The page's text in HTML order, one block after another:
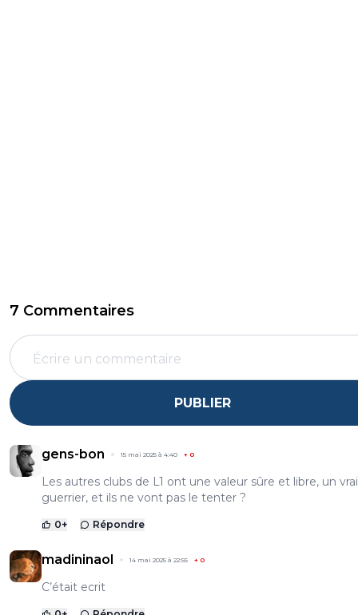
7 Commentaires
PUBLIER
gens-bon 15 mai 2025 à 4:40 + 0
Les autres clubs de L1 ont une valeur sûre et libre, un vrai
guerrier, et ils ne vont pas le tenter ?
0+ Répondre
madininaol 14 mai 2025 à 22:55 + 0
C’était ecrit